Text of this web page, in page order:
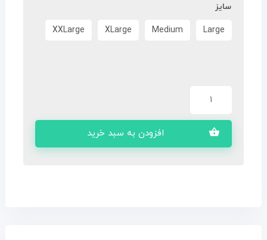
سایز
Large
Medium
XLarge
XXLarge
افزودن به سبد خرید